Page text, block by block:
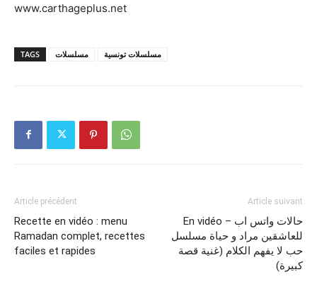
www.carthageplus.net
TAGS مسلسلات مسلسلات تونسية
Article précédent
Recette en vidéo : menu
Ramadan complet, recettes
faciles et rapides
Article suivant
En vidéo – حالات واتس اب
للعاشقين مراد و حياة مسلسل
حب لا يفهم الكلام (غنية قصة
كبيرة)